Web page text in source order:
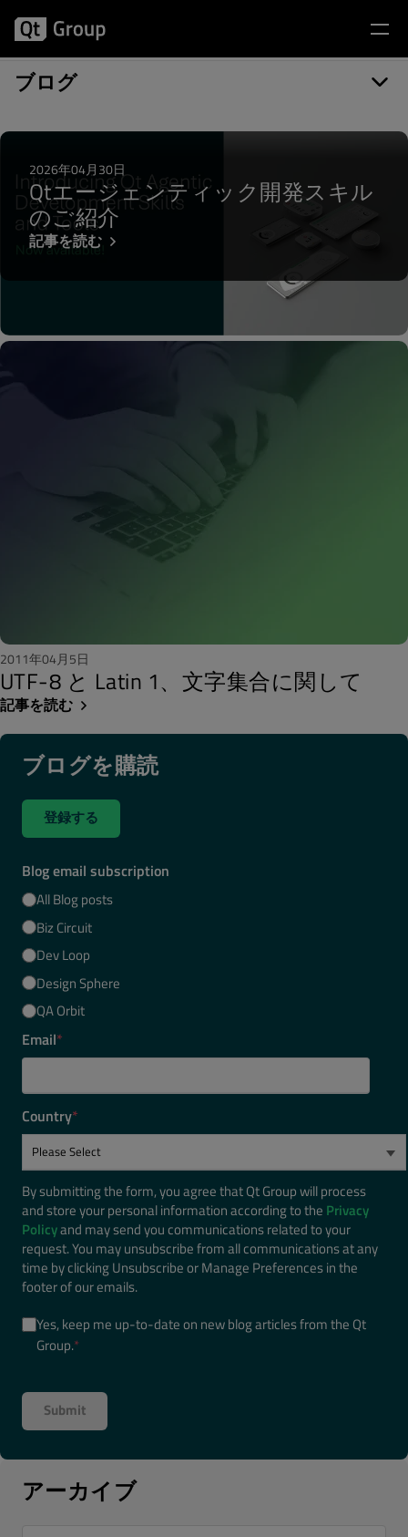
ブログ
記事カテゴリー: UTF-8
2026年04月30日
Qtエージェンティック開発スキル
のご紹介
記事を読む
2011年04月5日
UTF-8 と Latin 1、文字集合に関して
記事を読む
ブログを購読
登録する
Blog email subscription
All Blog posts
Biz Circuit
Dev Loop
Design Sphere
QA Orbit
Email*
Country*
By submitting the form, you agree that Qt Group will process
and store your personal information according to the Privacy
Policyand may send you communications related to your
request. You may unsubscribe from all communications at any
time by clicking Unsubscribe or Manage Preferences in the
footer of our emails.
Yes, keep me up-to-date on new blog articles from the Qt
Group.*
アーカイブ